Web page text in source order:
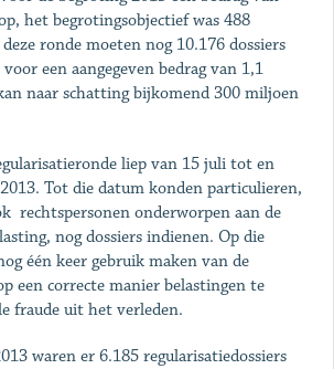
het begrotingsobjectief was 488
ronde moeten nog 10.176 dossiers
een aangegeven bedrag van 1,1
naar schatting bijkomend 300 miljoen
liep van 15 juli tot en
Tot die datum konden particulieren,
rechtspersonen onderworpen aan de
nog dossiers indienen. Op die
één keer gebruik maken van de
een correcte manier belastingen te
fraude uit het verleden.
waren er 6.185 regularisatiedossiers